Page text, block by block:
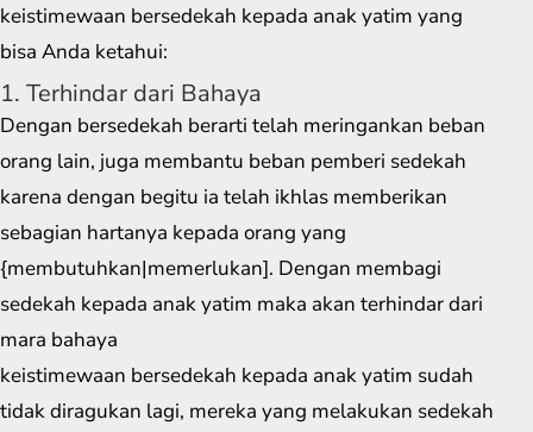
keistimewaan bersedekah kepada anak yatim yang
bisa Anda ketahui:
1. Terhindar dari Bahaya
Dengan bersedekah berarti telah meringankan beban
orang lain, juga membantu beban pemberi sedekah
karena dengan begitu ia telah ikhlas memberikan
sebagian hartanya kepada orang yang
{membutuhkan|memerlukan]. Dengan membagi
sedekah kepada anak yatim maka akan terhindar dari
mara bahaya
keistimewaan bersedekah kepada anak yatim sudah
tidak diragukan lagi, mereka yang melakukan sedekah